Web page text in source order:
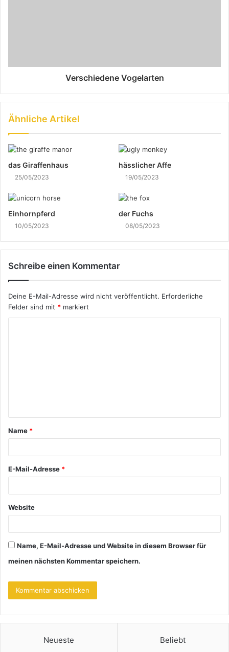
Verschiedene Vogelarten
Ähnliche Artikel
das Giraffenhaus
25/05/2023
hässlicher Affe
19/05/2023
Einhornpferd
10/05/2023
der Fuchs
08/05/2023
Schreibe einen Kommentar
Deine E-Mail-Adresse wird nicht veröffentlicht. Erforderliche
Felder sind mit * markiert
t
a
Name *
E-Mail-Adresse *
Website
Name, E-Mail-Adresse und Website in diesem Browser für
meinen nächsten Kommentar speichern.
Neueste Beliebt